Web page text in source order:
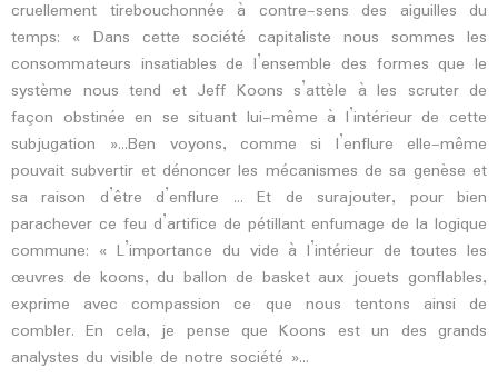
cruellement tirebouchonnée à contre-sens des aiguilles du
temps: « Dans cette société capitaliste nous sommes les
consommateurs insatiables de l’ensemble des formes que le
système nous tend et Jeff Koons s’attèle à les scruter de
façon obstinée en se situant lui-même à l’intérieur de cette
subjugation »…Ben voyons, comme si l’enflure elle-même
pouvait subvertir et dénoncer les mécanismes de sa genèse et
sa raison d’être d’enflure … Et de surajouter, pour bien
parachever ce feu d’artifice de pétillant enfumage de la logique
commune: « L’importance du vide à l’intérieur de toutes les
œuvres de koons, du ballon de basket aux jouets gonflables,
exprime avec compassion ce que nous tentons ainsi de
combler. En cela, je pense que Koons est un des grands
analystes du visible de notre société »…